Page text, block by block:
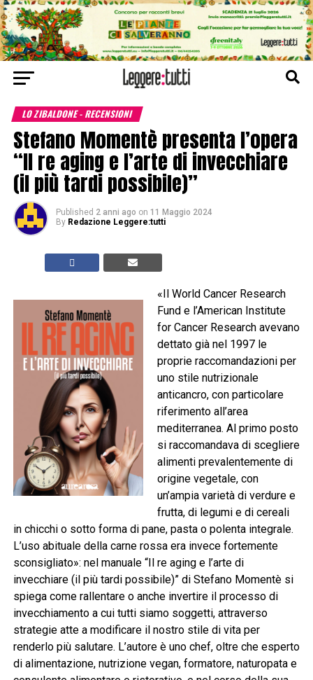
LO ZIBALDONE - RECENSIONI
Stefano Momentè presenta l’opera
“Il re aging e l’arte di invecchiare
(il più tardi possibile)”
Published 2 anni ago on 11 Maggio 2024
By Redazione Leggere:tutti
«Il World Cancer Research
Fund e l’American Institute
for Cancer Research avevano
dettato già nel 1997 le
proprie raccomandazioni per
uno stile nutrizionale
anticancro, con particolare
riferimento all’area
mediterranea. Al primo posto
si raccomandava di scegliere
alimenti prevalentemente di
origine vegetale, con
un’ampia varietà di verdure e
frutta, di legumi e di cereali
in chicchi o sotto forma di pane, pasta o polenta integrale.
L’uso abituale della carne rossa era invece fortemente
sconsigliato»: nel manuale “Il re aging e l’arte di
invecchiare (il più tardi possibile)” di Stefano Momentè si
spiega come rallentare o anche invertire il processo di
invecchiamento a cui tutti siamo soggetti, attraverso
strategie atte a modificare il nostro stile di vita per
renderlo più salutare. L’autore è uno chef, oltre che esperto
di alimentazione, nutrizione vegan, formatore, naturopata e